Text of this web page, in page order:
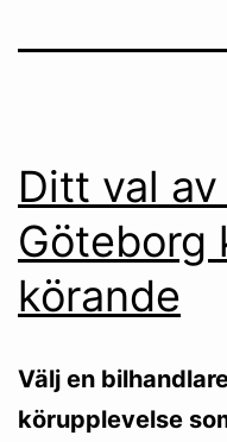
Ditt val
Göteborg
körande
Välj en
körupplevelse